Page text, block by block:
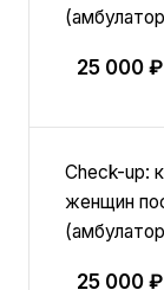
25 000 ₽
Check-up:
женщин
25 000 ₽